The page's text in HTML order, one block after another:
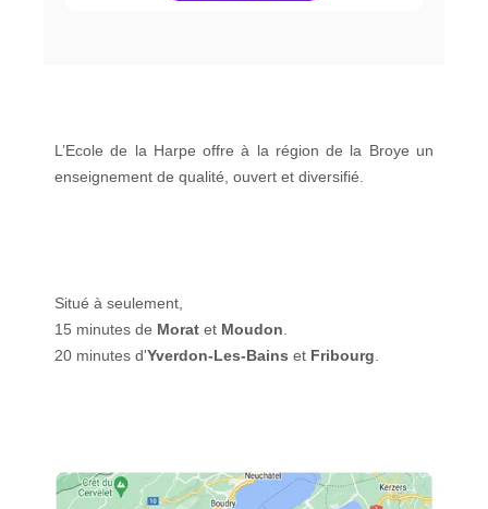
L’Ecole de la Harpe offre à la région de la Broye un
enseignement de qualité, ouvert et diversifié.
Situé à seulement,
15 minutes de Morat et Moudon
20 minutes d'Yverdon-Les-Bains et Fribourg